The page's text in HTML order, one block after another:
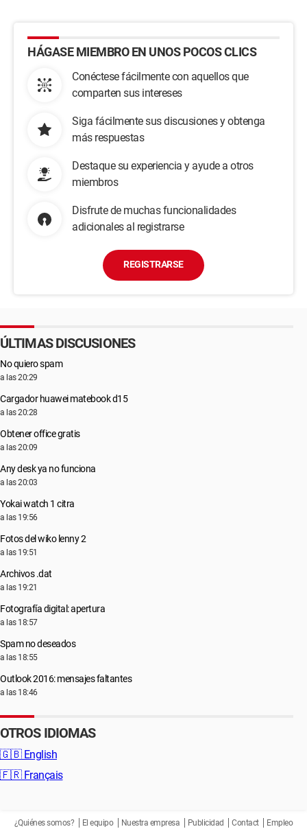
HÁGASE MIEMBRO EN UNOS POCOS CLICS
Conéctese fácilmente con aquellos que
comparten sus intereses
Siga fácilmente sus discusiones y obtenga
más respuestas
Destaque su experiencia y ayude a otros
miembros
Disfrute de muchas funcionalidades
adicionales al registrarse
REGISTRARSE
ÚLTIMAS DISCUSIONES
No quiero spam
a las 20:29
Cargador huawei matebook d15
a las 20:28
Obtener office gratis
a las 20:09
Any desk ya no funciona
a las 20:03
Yokai watch 1 citra
a las 19:56
Fotos del wiko lenny 2
a las 19:51
Archivos .dat
a las 19:21
Fotografía digital: apertura
a las 18:57
Spam no deseados
a las 18:55
Outlook 2016: mensajes faltantes
a las 18:46
OTROS IDIOMAS
🇬🇧 English
🇫🇷 Français
¿Quiénes somos? El equipo Nuestra empresa Publicidad Contact Empleo